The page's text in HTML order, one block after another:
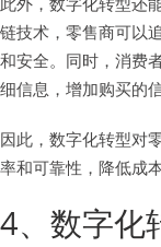
链技术，零售商可以
和安全。同时，消费
细信息，增加购买的
因此，数字化转型对
率和可靠性，降低成
4、数字化